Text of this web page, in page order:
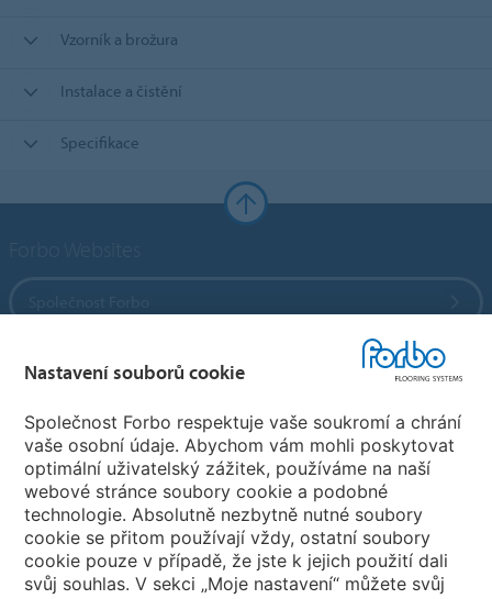
Vzorník a brožura
Instalace a čistění
Specifikace
Forbo Flooring Systems
Forbo Movement Systems
Pobočky
Vyberte svou zemi
Nastavení souborů cookie
Společnost Forbo respektuje vaše soukromí a chrání
vaše osobní údaje. Abychom vám mohli poskytovat
optimální uživatelský zážitek, používáme na naší
webové stránce soubory cookie a podobné
technologie. Absolutně nezbytně nutné soubory
cookie se přitom používají vždy, ostatní soubory
cookie pouze v případě, že jste k jejich použití dali
svůj souhlas. V sekci „Moje nastavení“ můžete svůj